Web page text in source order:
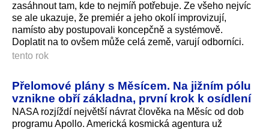
zasáhnout tam, kde to nejmíň potřebuje. Ze všeho nejvíc
se ale ukazuje, že premiér a jeho okolí improvizují,
namísto aby postupovali koncepčně a systémově.
Doplatit na to ovšem může celá země, varují odborníci.
tento rok
Přelomové plány s Měsícem. Na jižním pólu
vznikne obří základna, první krok k osídlení
NASA rozjíždí největší návrat člověka na Měsíc od dob
programu Apollo. Americká kosmická agentura už